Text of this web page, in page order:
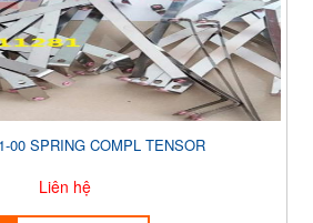
00 SPRING COMPL TENSOR
Liên hệ